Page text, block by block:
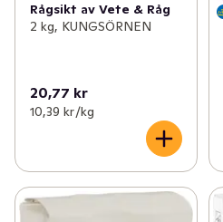
Rågsikt av Vete & Råg
2 kg, KUNGSÖRNEN
20,77 kr
10,39 kr /kg